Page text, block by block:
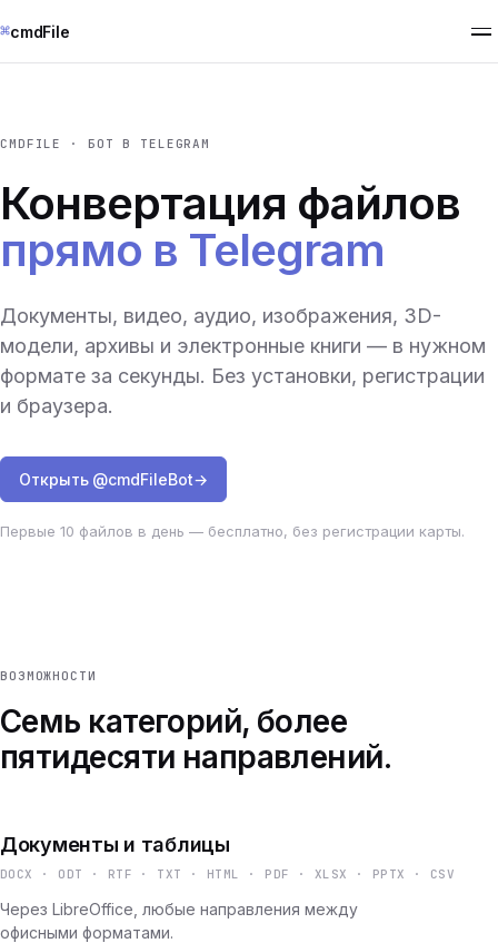
⌘cmdFile
CMDFILE · БОТ В TELEGRAM
Конвертация файлов
прямо в Telegram
Документы, видео, аудио, изображения, 3D-
модели, архивы и электронные книги — в нужном
формате за секунды. Без установки, регистрации
и браузера.
Открыть @cmdFileBot→
Первые 10 файлов в день — бесплатно, без регистрации карты.
ВОЗМОЖНОСТИ
Семь категорий, более
пятидесяти направлений.
Документы и таблицы
DOCX · ODT · RTF · TXT · HTML · PDF · XLSX · PPTX · CSV
Через LibreOffice, любые направления между
офисными форматами.